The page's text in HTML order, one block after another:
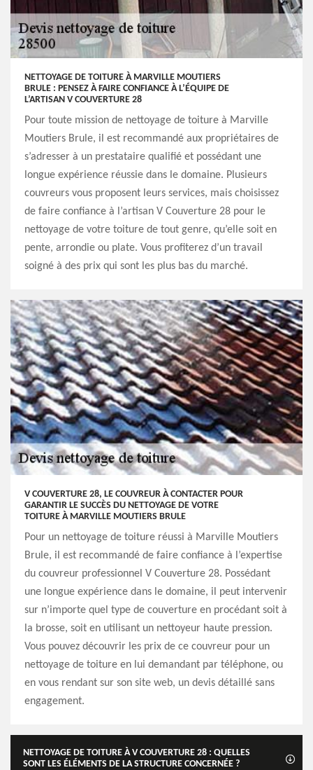
NETTOYAGE DE TOITURE À MARVILLE MOUTIERS
BRULE : PENSEZ À FAIRE CONFIANCE À L’ÉQUIPE DE
L’ARTISAN V COUVERTURE 28
Pour toute mission de nettoyage de toiture à Marville
Moutiers Brule, il est recommandé aux propriétaires de
s’adresser à un prestataire qualifié et possédant une
longue expérience réussie dans le domaine. Plusieurs
couvreurs vous proposent leurs services, mais choisissez
de faire confiance à l’artisan V Couverture 28 pour le
nettoyage de votre toiture de tout genre, qu’elle soit en
pente, arrondie ou plate. Vous profiterez d’un travail
soigné à des prix qui sont les plus bas du marché.
V COUVERTURE 28, LE COUVREUR À CONTACTER POUR
GARANTIR LE SUCCÈS DU NETTOYAGE DE VOTRE
TOITURE À MARVILLE MOUTIERS BRULE
Pour un nettoyage de toiture réussi à Marville Moutiers
Brule, il est recommandé de faire confiance à l’expertise
du couvreur professionnel V Couverture 28. Possédant
une longue expérience dans le domaine, il peut intervenir
sur n’importe quel type de couverture en procédant soit à
la brosse, soit en utilisant un nettoyeur haute pression.
Vous pouvez découvrir les prix de ce couvreur pour un
nettoyage de toiture en lui demandant par téléphone, ou
en vous rendant sur son site web, un devis détaillé sans
engagement.
NETTOYAGE DE TOITURE À V COUVERTURE 28 : QUELLES
SONT LES ÉLÉMENTS DE LA STRUCTURE CONCERNÉE ?